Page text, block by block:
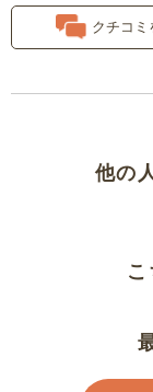
絵が凝っていて
クチコミ
他の